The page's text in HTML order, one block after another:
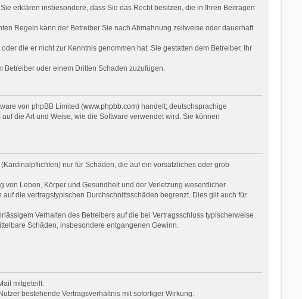
erklären insbesondere, dass Sie das Recht besitzen, die in Ihren Beiträgen
Regeln kann der Betreiber Sie nach Abmahnung zeitweise oder dauerhaft
die er nicht zur Kenntnis genommen hat. Sie gestatten dem Betreiber, Ihr
oder einem Dritten Schaden zuzufügen.
von phpBB Limited (www.phpbb.com) handelt; deutschsprachige
die Art und Weise, wie die Software verwendet wird. Sie können
nur für Schäden, die auf ein vorsätzliches oder grob
Leben, Körper und Gesundheit und der Verletzung wesentlicher
die vertragstypischen Durchschnittsschäden begrenzt. Dies gilt auch für
Verhalten des Betreibers auf die bei Vertragsschluss typischerweise
Schäden, insbesondere entgangenen Gewinn.
mitgeteilt.
bestehende Vertragsverhältnis mit sofortiger Wirkung.